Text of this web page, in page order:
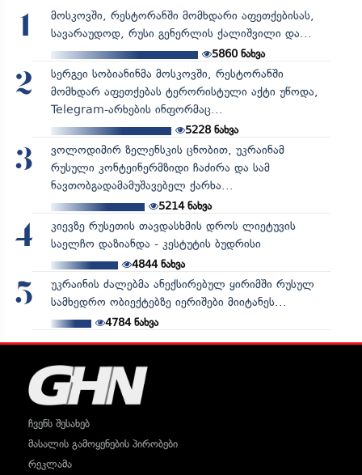
1
მოსკოვში, რესტორანში მომხდარი აფეთქებისას,
სავარაუდოდ, რუსი გენერლის ქალიშვილი და...
5860ნახვა
2
სერგეი სობიანინმა მოსკოვში, რესტორანში
მომხდარ აფეთქებას ტერორისტული აქტი უწოდა,
Telegram-არხების ინფორმაც...
5228ნახვა
3
ვოლოდიმირ ზელენსკის ცნობით, უკრაინამ
რუსული კონტეინერმზიდი ჩაძირა და სამ
ნავთობგადამამუშავებელ ქარხა...
5214ნახვა
4
კიევზე რუსეთის თავდასხმის დროს ლიეტუვის
საელჩო დაზიანდა - კესტუტის ბუდრისი
4844ნახვა
5
უკრაინის ძალებმა ანექსირებულ ყირიმში რუსულ
სამხედრო ობიექტებზე იერიშები მიიტანეს...
4784ნახვა
ჩვენს შესახებ
მასალის გამოყენების პირობები
რეკლამა